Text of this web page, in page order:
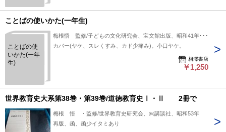
ことばの使いかた(一年生)
ことばの使
いかた(一年
生)
梅根悟 監修/子どもの文化研究会、宝文館出版、昭和41年6刷
カバー(ヤケ、スレくすみ、カド少痛み)。小口ヤケ。
相澤書店
￥1,250
世界教育史大系第38巻・第39巻/道徳教育史Ⅰ・Ⅱ 2冊で
梅根 悟 ・監修/世界教育史研究会、㈱講談社、昭和53年
再版、函、函少イタミあり